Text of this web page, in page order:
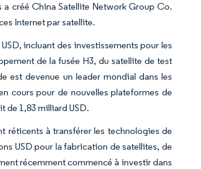
créé China Satellite Network Group Co.
Internet par satellite.
incluant des investissements pour les
de la fusée H3, du satellite de test
est devenue un leader mondial dans les
cours pour de nouvelles plateformes de
de 1,83 milliard USD.
réticents à transférer les technologies de
USD pour la fabrication de satellites, de
récemment commencé à investir dans